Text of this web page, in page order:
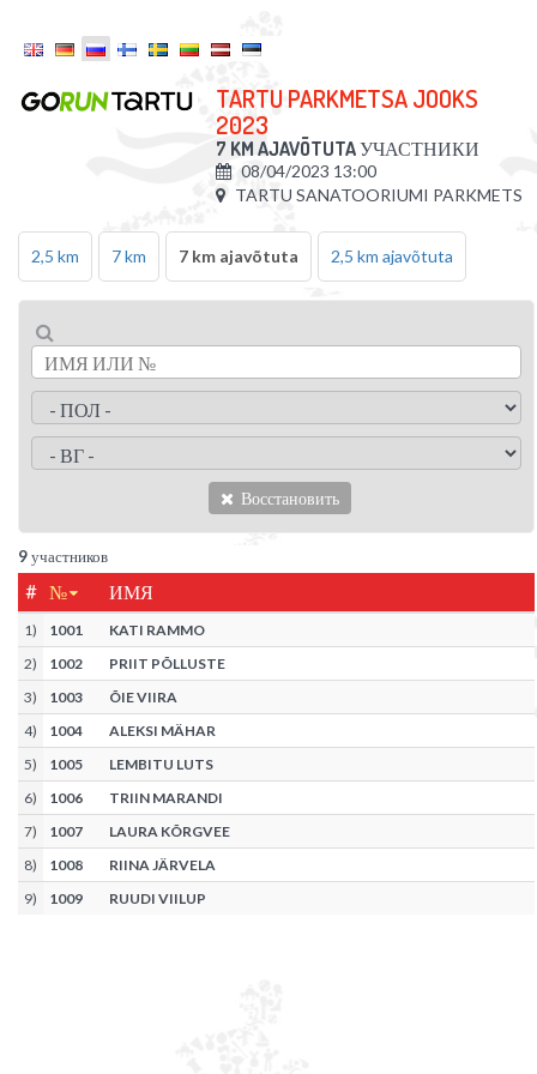
TARTU PARKMETSA JOOKS
2023
7 KM AJAVÕTUTAУЧАСТНИКИ
08/04/2023 13:00
TARTU SANATOORIUMI PARKMETS
2,5 km 7 km 7 km ajavõtuta 2,5 km ajavõtuta
Восстановить
9участников
# № ИМЯ
1) 1001
KATI RAMMO
2) 1002
PRIIT PÕLLUSTE
3) 1003
ÕIE VIIRA
4) 1004
ALEKSI MÄHAR
5) 1005
LEMBITU LUTS
6) 1006
TRIIN MARANDI
7) 1007
LAURA KÕRGVEE
8) 1008
RIINA JÄRVELA
9) 1009 RUUDI VIILUP